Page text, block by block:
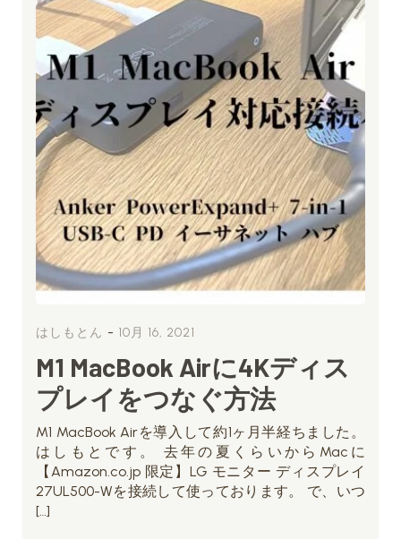
はしもとん - 10月 16, 2021
M1 MacBook Airに4Kディス
プレイをつなぐ方法
M1 MacBook Airを導入して約1ヶ月半経ちました。
はしもとです。 去年の夏くらいからMacに
【Amazon.co.jp 限定】LG モニター ディスプレイ
27UL500-Wを接続して使っております。 で、いつ
[…]